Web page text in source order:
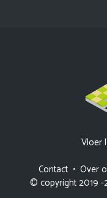
Vloer
Contact • Over
© copyright 2019